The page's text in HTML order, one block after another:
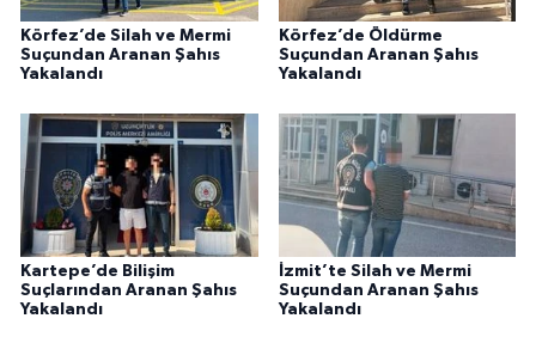
Körfez’de Silah ve Mermi
Suçundan Aranan Şahıs
Yakalandı
Körfez’de Öldürme
Suçundan Aranan Şahıs
Yakalandı
Kartepe’de Bilişim
Suçlarından Aranan Şahıs
Yakalandı
İzmit’te Silah ve Mermi
Suçundan Aranan Şahıs
Yakalandı